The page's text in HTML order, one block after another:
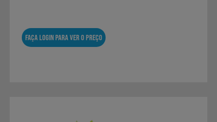
FAÇA LOGIN PARA VER O PREÇO